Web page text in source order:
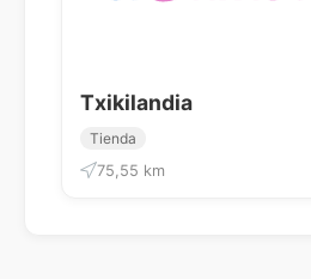
Txikilandia
Tienda
75,55 km